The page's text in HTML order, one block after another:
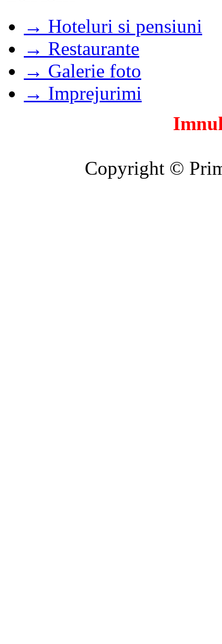
→ Hoteluri si pensiuni
→ Restaurante
→ Galerie foto
→ Imprejurimi
Copyright ©